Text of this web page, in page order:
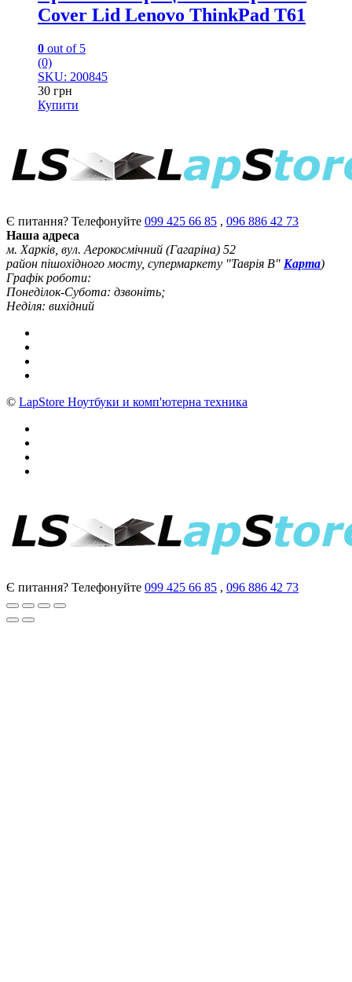
Cover Lid Lenovo ThinkPad T61
0 out of 5
(0)
SKU: 200845
30 грн
Купити
Є питання? Телефонуйте 099 425 66 85 , 096 886 42 73
Наша адреса
м. Харків, вул. Аерокосмічний (Гагаріна) 52
район пішохідного мосту, супермаркету "Таврія В" Карта)
Графік роботи:
Понеділок-Субота: дзвоніть;
Неділя: вихідний
© LapStore Ноутбуки и комп'ютерна техника
Є питання? Телефонуйте 099 425 66 85 , 096 886 42 73